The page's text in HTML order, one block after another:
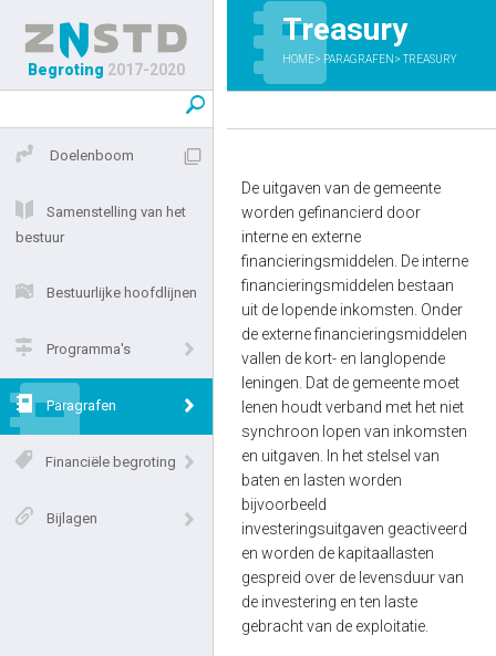
Begroting 2017-2020
Doelenboom
Samenstelling van het
bestuur
Bestuurlijke hoofdlijnen
Programma's
Paragrafen
Financiële begroting
Bijlagen
Treasury
HOME PARAGRAFEN TREASURY
De uitgaven van de gemeente
worden gefinancierd door
interne en externe
financieringsmiddelen. De interne
financieringsmiddelen bestaan
uit de lopende inkomsten. Onder
de externe financieringsmiddelen
vallen de kort- en langlopende
leningen. Dat de gemeente moet
lenen houdt verband met het niet
synchroon lopen van inkomsten
en uitgaven. In het stelsel van
baten en lasten worden
bijvoorbeeld
investeringsuitgaven geactiveerd
en worden de kapitaallasten
gespreid over de levensduur van
de investering en ten laste
gebracht van de exploitatie.